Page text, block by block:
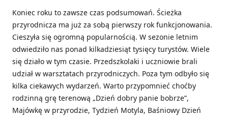
Koniec roku to zawsze czas podsumowań. Ścieżka
przyrodnicza ma już za sobą pierwszy rok funkcjonowania.
Cieszyła się ogromną popularnością. W sezonie letnim
odwiedziło nas ponad kilkadziesiąt tysięcy turystów. Wiele
się działo w tym czasie. Przedszkolaki i uczniowie brali
udział w warsztatach przyrodniczych. Poza tym odbyło się
kilka ciekawych wydarzeń. Warto przypomnieć choćby
rodzinną grę terenową „Dzień dobry panie bobrze”,
Majówkę w przyrodzie, Tydzień Motyla, Baśniowy Dzień